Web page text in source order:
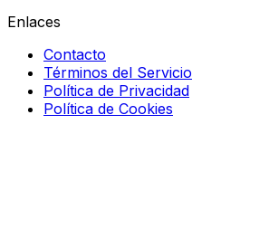
Enlaces
Contacto
Términos del Servicio
Política de Privacidad
Política de Cookies